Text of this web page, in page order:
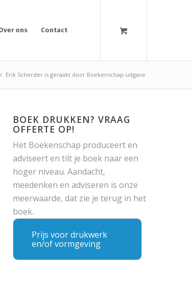
ons Contact
Erik Scherder is geraakt door Boekenschap-uitgave
BOEK DRUKKEN? VRAAG
OFFERTE OP!
Het Boekenschap produceert en
adviseert en tilt je boek naar een
hoger niveau. Aandacht,
meedenken en adviseren is onze
meerwaarde, dat zie je terug in het
boek.
Prijs voor drukwerk
en/of vormgeving